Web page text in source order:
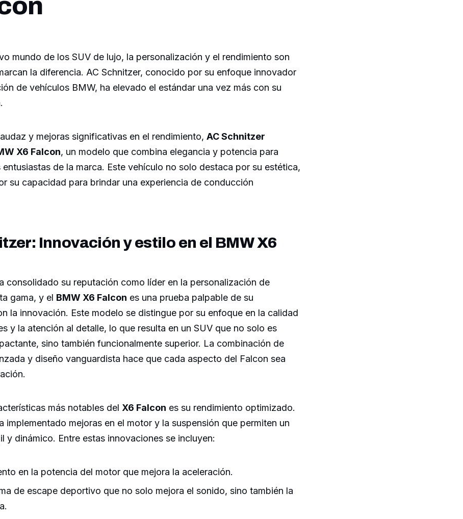
mundo de los SUV de lujo, la personalización y el rendimiento son
la diferencia. AC Schnitzer, conocido por su enfoque innovador
de vehículos BMW, ha elevado el estándar una vez más con su
y mejoras significativas en el rendimiento, AC Schnitzer
X6 Falcon, un modelo que combina elegancia y potencia para
de la marca. Este vehículo no solo destaca por su estética,
su capacidad para brindar una experiencia de conducción
Innovación y estilo en el BMW X6
consolidado su reputación como líder en la personalización de
gama, y el BMW X6 Falcon es una prueba palpable de su
la innovación. Este modelo se distingue por su enfoque en la calidad
y la atención al detalle, lo que resulta en un SUV que no solo es
sino también funcionalmente superior. La combinación de
y diseño vanguardista hace que cada aspecto del Falcon sea
más notables del X6 Falcon es su rendimiento optimizado.
implementado mejoras en el motor y la suspensión que permiten un
y dinámico. Entre estas innovaciones se incluyen:
en la potencia del motor que mejora la aceleración.
de escape deportivo que no solo mejora el sonido, sino también la